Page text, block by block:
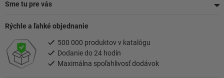
Sme tu pre vás
Rýchle a ľahké objednanie
500 000 produktov v katalógu
Dodanie do 24 hodín
Maximálna spoľahlivosť dodávok